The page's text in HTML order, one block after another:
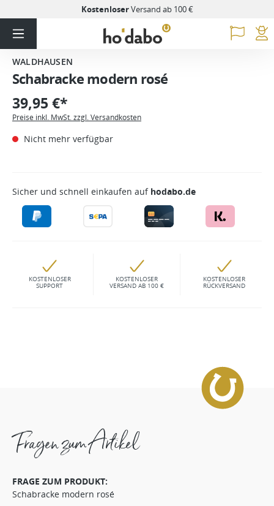
KostenloserVersand ab 100 €
WALDHAUSEN
Schabracke modern rosé
39,95 €*
Preise inkl. MwSt. zzgl. Versandkosten
Nicht mehr verfügbar
Sicher und schnell einkaufen auf hodabo.de
KOSTENLOSER
SUPPORT
KOSTENLOSER
VERSAND AB 100 €
KOSTENLOSER
RÜCKVERSAND
Fragen zum Artikel
FRAGE ZUM PRODUKT:
Schabracke modern rosé